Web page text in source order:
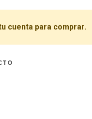
cuenta para comprar.